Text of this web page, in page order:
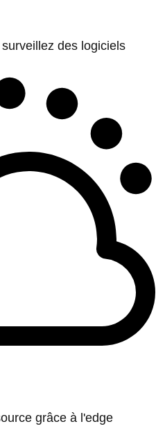
des logiciels
grâce à l'edge